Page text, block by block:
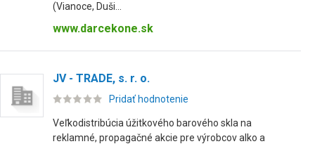
(Vianoce, Duši...
www.darcekone.sk
JV - TRADE, s. r. o.
Pridať hodnotenie
Veľkodistribúcia úžitkového barového skla na
reklamné, propagačné akcie pre výrobcov alko a